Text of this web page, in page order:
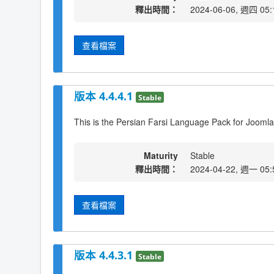
釋出時間：
2024-06-06, 週四
查看檔案
版本 4.4.4.1 Stable
This is the Persian Farsi Language Pack for
Maturity
Stable
釋出時間：
2024-04-22, 週一
查看檔案
版本 4.4.3.1 Stable